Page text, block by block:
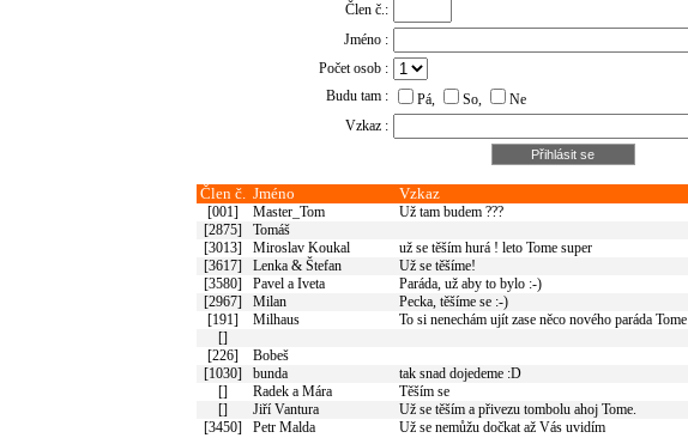
Člen č.:
Jméno :
Počet osob :
Budu tam :
Pá, So,
Ne
Vzkaz :
Člen č. Jméno Vzkaz
[001] Master_Tom Už tam budem ???
[2875]
Tomáš
[3013]
Miroslav Koukal už se těším hurá ! leto Tome super
[3617]
Lenka & Štefan Už se těšíme!
[3580]
Pavel a Iveta Paráda, už aby to bylo :-)
[2967]
Milan Pecka, těšíme se :-)
[191]
Milhaus To si nenechám ujít zase něco nového paráda Tome
[]
[226]
Bobeš
[1030]
bunda tak snad dojedeme :D
[]
Radek a Mára Těším se
[]
Jiří Vantura Už se těším a přivezu tombolu ahoj Tome.
[3450]
Petr Malda Už se nemůžu dočkat až Vás uvidím